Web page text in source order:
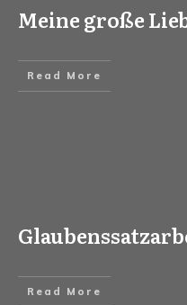
Meine große
Read More
Read More